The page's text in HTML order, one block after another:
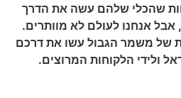
שהכלי שלהם עשה את הדרך
אבל אנחנו לעולם לא מוותרים.
של משמר הגבול עשו את דרכם
ולידי הלקוחות המרוצים.